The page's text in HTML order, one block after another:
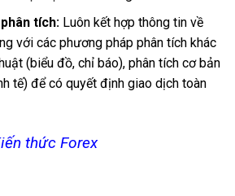
tích:Luôn kết hợp thông tin về
với các phương pháp phân tích khác
(biểu đồ, chỉ báo), phân tích cơ bản
tế) để có quyết định giao dịch toàn
thức Forex